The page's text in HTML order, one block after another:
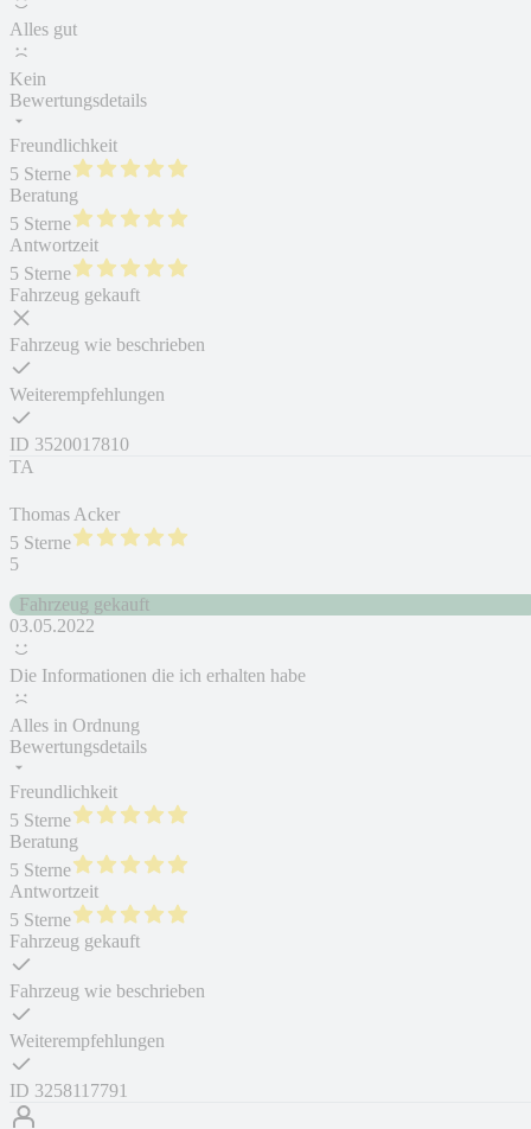
Alles gut
Kein
Bewertungsdetails
Freundlichkeit
5 Sterne
Beratung
5 Sterne
Antwortzeit
5 Sterne
Fahrzeug gekauft
Fahrzeug wie beschrieben
Weiterempfehlungen
ID 3520017810
TA
Thomas Acker
5 Sterne
5
Fahrzeug gekauft
03.05.2022
Die Informationen die ich erhalten habe
Alles in Ordnung
Bewertungsdetails
Freundlichkeit
5 Sterne
Beratung
5 Sterne
Antwortzeit
5 Sterne
Fahrzeug gekauft
Fahrzeug wie beschrieben
Weiterempfehlungen
ID 3258117791